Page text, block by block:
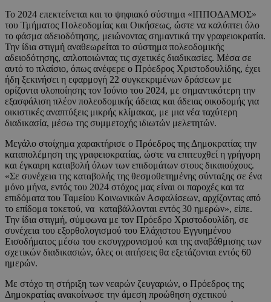
Το 2024 επεκτείνεται και το ψηφιακό σύστημα «ΙΠΠΟΔΑΜΟΣ»
του Τμήματος Πολεοδομίας και Οικήσεως, ώστε να καλύπτει όλο
το φάσμα αδειοδότησης, μειώνοντας σημαντικά την γραφειοκρατία.
Την ίδια στιγμή αναθεωρείται το σύστημα πολεοδομικής
αδειοδότησης, απλοποιώντας τις σχετικές διαδικασίες. Μέσα σε
αυτό το πλαίσιο, όπως ανέφερε ο Πρόεδρος Χριστοδουλίδης, έχει
ήδη ξεκινήσει η εφαρμογή 22 συγκεκριμένων δράσεων με
ορίζοντα υλοποίησης τον Ιούνιο του 2024, με σημαντικότερη την
εξασφάλιση πλέον πολεοδομικής άδειας και άδειας οικοδομής για
οικιστικές αναπτύξεις μικρής κλίμακας, με μια νέα ταχύτερη
διαδικασία, μέσω της συμμετοχής ιδιωτών μελετητών.
Μεγάλο στοίχημα χαρακτήρισε ο Πρόεδρος της Δημοκρατίας την
καταπολέμηση της γραφειοκρατίας, ώστε να επιτευχθεί η γρήγορη
και έγκαιρη καταβολή όλων των επιδομάτων στους δικαιούχους.
«Σε συνέχεια της καταβολής της θεσμοθετημένης σύνταξης σε ένα
μόνο μήνα, εντός του 2024 στόχος μας είναι οι παροχές και τα
επιδόματα του Ταμείου Κοινωνικών Ασφαλίσεων, αρχίζοντας από
το επίδομα τoκετού, να καταβάλλονται εντός 30 ημερών», είπε.
Την ίδια στιγμή, σύμφωνα με τον Πρόεδρο Χριστοδουλίδη, σε
συνέχεια του εξορθολογισμού του Ελάχιστου Εγγυημένου
Εισοδήματος μέσω του εκσυγχρονισμού και της αναβάθμισης των
σχετικών διαδικασιών, όλες οι αιτήσεις θα εξετάζονται εντός 60
ημερών.
Με στόχο τη στήριξη των νεαρών ζευγαριών, ο Πρόεδρος της
Δημοκρατίας ανακοίνωσε την άμεση προώθηση σχετικού